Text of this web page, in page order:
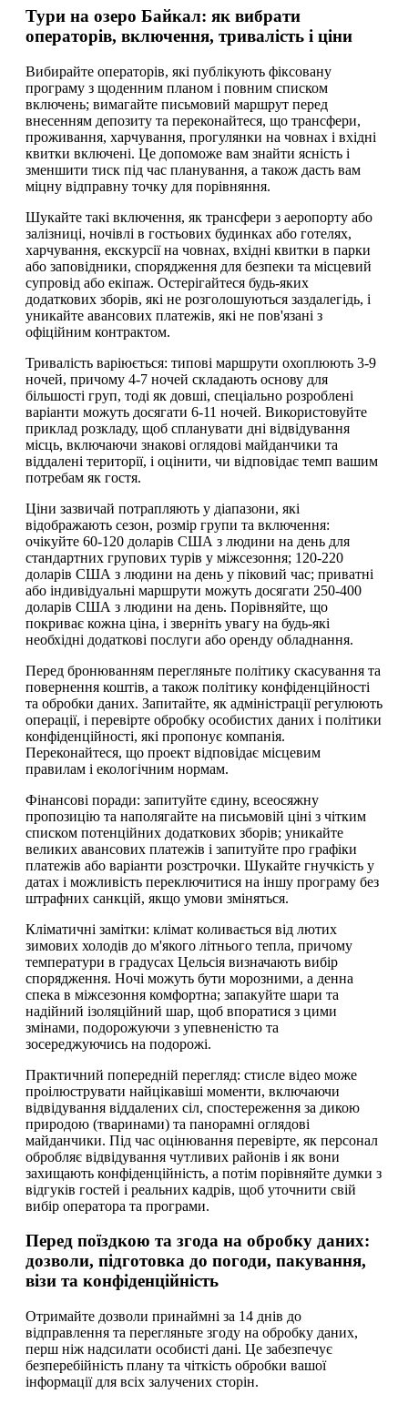
Тури на озеро Байкал: як вибрати
операторів, включення, тривалість і ціни
Вибирайте операторів, які публікують фіксовану
програму з щоденним планом і повним списком
включень; вимагайте письмовий маршрут перед
внесенням депозиту та переконайтеся, що трансфери,
проживання, харчування, прогулянки на човнах і вхідні
квитки включені. Це допоможе вам знайти ясність і
зменшити тиск під час планування, а також дасть вам
міцну відправну точку для порівняння.
Шукайте такі включення, як трансфери з аеропорту або
залізниці, ночівлі в гостьових будинках або готелях,
харчування, екскурсії на човнах, вхідні квитки в парки
або заповідники, спорядження для безпеки та місцевий
супровід або екіпаж. Остерігайтеся будь-яких
додаткових зборів, які не розголошуються заздалегідь, і
уникайте авансових платежів, які не пов'язані з
офіційним контрактом.
Тривалість варіюється: типові маршрути охоплюють 3-9
ночей, причому 4-7 ночей складають основу для
більшості груп, тоді як довші, спеціально розроблені
варіанти можуть досягати 6-11 ночей. Використовуйте
приклад розкладу, щоб спланувати дні відвідування
місць, включаючи знакові оглядові майданчики та
віддалені території, і оцінити, чи відповідає темп вашим
потребам як гостя.
Ціни зазвичай потрапляють у діапазони, які
відображають сезон, розмір групи та включення:
очікуйте 60-120 доларів США з людини на день для
стандартних групових турів у міжсезоння; 120-220
доларів США з людини на день у піковий час; приватні
або індивідуальні маршрути можуть досягати 250-400
доларів США з людини на день. Порівняйте, що
покриває кожна ціна, і зверніть увагу на будь-які
необхідні додаткові послуги або оренду обладнання.
Перед бронюванням перегляньте політику скасування та
повернення коштів, а також політику конфіденційності
та обробки даних. Запитайте, як адміністрації регулюють
операції, і перевірте обробку особистих даних і політики
конфіденційності, які пропонує компанія.
Переконайтеся, що проект відповідає місцевим
правилам і екологічним нормам.
Фінансові поради: запитуйте єдину, всеосяжну
пропозицію та наполягайте на письмовій ціні з чітким
списком потенційних додаткових зборів; уникайте
великих авансових платежів і запитуйте про графіки
платежів або варіанти розстрочки. Шукайте гнучкість у
датах і можливість переключитися на іншу програму без
штрафних санкцій, якщо умови зміняться.
Кліматичні замітки: клімат коливається від лютих
зимових холодів до м'якого літнього тепла, причому
температури в градусах Цельсія визначають вибір
спорядження. Ночі можуть бути морозними, а денна
спека в міжсезоння комфортна; запакуйте шари та
надійний ізоляційний шар, щоб впоратися з цими
змінами, подорожуючи з упевненістю та
зосереджуючись на подорожі.
Практичний попередній перегляд: стисле відео може
проілюструвати найцікавіші моменти, включаючи
відвідування віддалених сіл, спостереження за дикою
природою (тваринами) та панорамні оглядові
майданчики. Під час оцінювання перевірте, як персонал
обробляє відвідування чутливих районів і як вони
захищають конфіденційність, а потім порівняйте думки з
відгуків гостей і реальних кадрів, щоб уточнити свій
вибір оператора та програми.
Перед поїздкою та згода на обробку даних:
дозволи, підготовка до погоди, пакування,
візи та конфіденційність
Отримайте дозволи принаймні за 14 днів до
відправлення та перегляньте згоду на обробку даних,
перш ніж надсилати особисті дані. Це забезпечує
безперебійність плану та чіткість обробки вашої
інформації для всіх залучених сторін.